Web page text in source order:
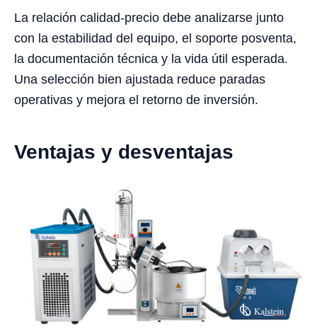
La relación calidad-precio debe analizarse junto
con la estabilidad del equipo, el soporte posventa,
la documentación técnica y la vida útil esperada.
Una selección bien ajustada reduce paradas
operativas y mejora el retorno de inversión.
Ventajas y desventajas